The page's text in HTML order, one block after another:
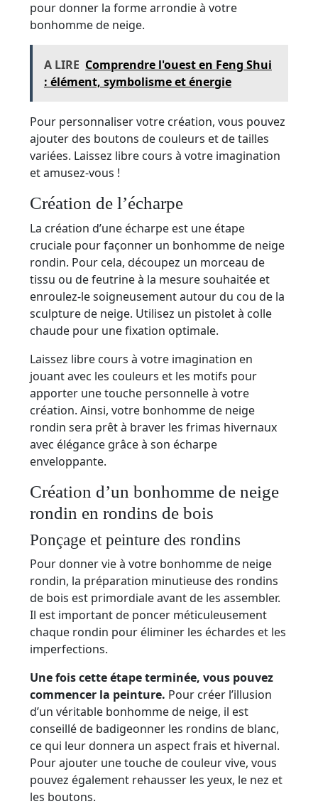
pour donner la forme arrondie à votre
bonhomme de neige.
A LIRE Comprendre l'ouest en Feng Shui
: élément, symbolisme et énergie
Pour personnaliser votre création, vous pouvez
ajouter des boutons de couleurs et de tailles
variées. Laissez libre cours à votre imagination
et amusez-vous !
Création de l’écharpe
La création d’une écharpe est une étape
cruciale pour façonner un bonhomme de neige
rondin. Pour cela, découpez un morceau de
tissu ou de feutrine à la mesure souhaitée et
enroulez-le soigneusement autour du cou de la
sculpture de neige. Utilisez un pistolet à colle
chaude pour une fixation optimale.
Laissez libre cours à votre imagination en
jouant avec les couleurs et les motifs pour
apporter une touche personnelle à votre
création. Ainsi, votre bonhomme de neige
rondin sera prêt à braver les frimas hivernaux
avec élégance grâce à son écharpe
enveloppante.
Création d’un bonhomme de neige
rondin en rondins de bois
Ponçage et peinture des rondins
Pour donner vie à votre bonhomme de neige
rondin, la préparation minutieuse des rondins
de bois est primordiale avant de les assembler.
Il est important de poncer méticuleusement
chaque rondin pour éliminer les échardes et les
imperfections.
Une fois cette étape terminée, vous pouvez
commencer la peinture. Pour créer l’illusion
d’un véritable bonhomme de neige, il est
conseillé de badigeonner les rondins de blanc,
ce qui leur donnera un aspect frais et hivernal.
Pour ajouter une touche de couleur vive, vous
pouvez également rehausser les yeux, le nez et
les boutons.